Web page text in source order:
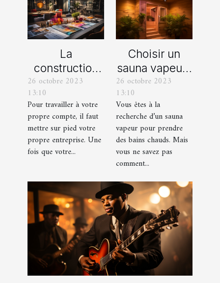
La
construction
d’une identité
d’entreprise :
que faut-il en
savoir ?
26 octobre 2023
13:10
Pour travailler à votre
propre compte, il faut
mettre sur pied votre
propre entreprise. Une
fois que votre...
Choisir un
sauna vapeur :
comment s’y
prendre ?
26 octobre 2023
13:10
Vous êtes à la
recherche d’un sauna
vapeur pour prendre
des bains chauds. Mais
vous ne savez pas
comment...